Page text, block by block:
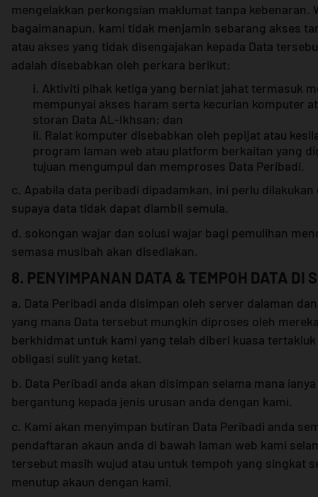
mengelakkan perkongsian maklumat tanpa kebenaran.
bagaimanapun, kami tidak menjamin sebarang akses
atau akses yang tidak disengajakan kepada Data
adalah disebabkan oleh perkara berikut:
i. Aktiviti pihak ketiga yang berniat jahat termasuk
mempunyai akses haram serta kecurian komputer
storan Data AL-Ikhsan; dan
ii. Ralat komputer disebabkan oleh pepijat atau
program laman web atau platform berkaitan yang
tujuan mengumpul dan memproses Data Peribadi.
c. Apabila data peribadi dipadamkan, ini perlu
supaya data tidak dapat diambil semula.
d. sokongan wajar dan solusi wajar bagi pemulihan
semasa musibah akan disediakan.
8. PENYIMPANAN DATA & TEMPOH DATA DI
a. Data Peribadi anda disimpan oleh server dalaman
yang mana Data tersebut mungkin diproses oleh
berkhidmat untuk kami yang telah diberi kuasa
obligasi sulit yang ketat.
b. Data Peribadi anda akan disimpan selama mana
bergantung kepada jenis urusan anda dengan kami.
c. Kami akan menyimpan butiran Data Peribadi anda
pendaftaran akaun anda di bawah laman web kami
tersebut masih wujud atau untuk tempoh yang singkat
menutup akaun dengan kami.